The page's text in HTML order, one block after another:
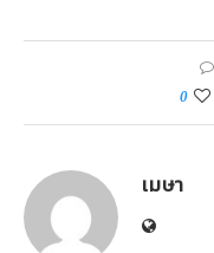
0
เมษา